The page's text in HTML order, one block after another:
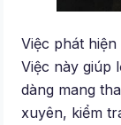
Việc phát
Việc này giúp
dàng mang
xuyên, kiểm